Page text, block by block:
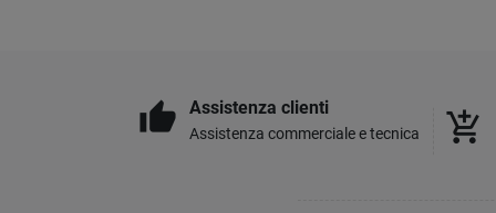
thumb_up Assistenza clienti
Assistenza commerciale e tecnica add_shopping_cart